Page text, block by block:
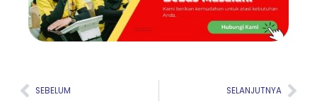
Prev
SEBELUM SELANJUTNYA